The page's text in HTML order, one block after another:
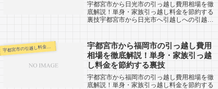
宇都宮市から日光市の引っ越し費用相場を徹
底解説！単身・家族引っ越し料金を節約する
裏技宇都宮市から日光市へ引越しへの引越し
い。宇都宮市から日光市までは市役所間で約
3...
宇都宮市の引越し料金・代金相場・見積り情報
宇都宮市から福岡市の引っ越し費用
相場を徹底解説！単身・家族引っ越
し料金を節約する裏技
宇都宮市から福岡市の引っ越し費用相場を徹
底解説！単身・家族引っ越し料金を節約する